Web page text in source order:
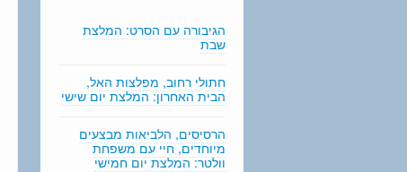
הגיבורה עם הסרט: המלצת
שבת
חתולי רחוב, מפלצות האל,
הבית האחרון: המלצת יום שישי
הרסיסים, הלביאות מבצעים
מיוחדים, חיי עם משפחת
וולטר: המלצת יום חמישי